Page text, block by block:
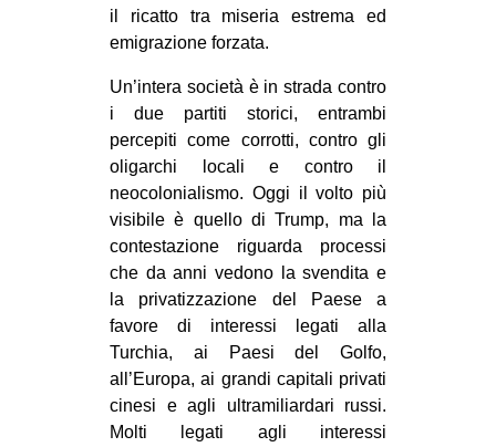
il ricatto tra miseria estrema ed
emigrazione forzata.
Un’intera società è in strada contro
i due partiti storici, entrambi
percepiti come corrotti, contro gli
oligarchi locali e contro il
neocolonialismo. Oggi il volto più
visibile è quello di Trump, ma la
contestazione riguarda processi
che da anni vedono la svendita e
la privatizzazione del Paese a
favore di interessi legati alla
Turchia, ai Paesi del Golfo,
all’Europa, ai grandi capitali privati
cinesi e agli ultramiliardari russi.
Molti legati agli interessi